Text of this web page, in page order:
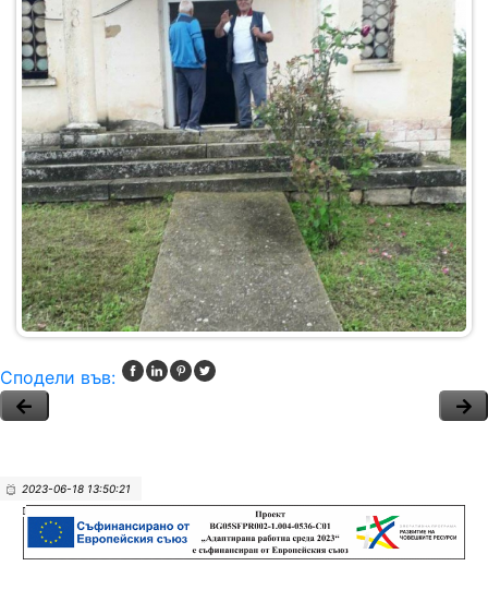
Сподели във:
2023-06-18 13:50:21